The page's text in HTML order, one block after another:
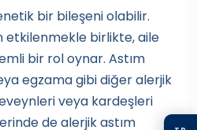
bir bileşeni olabilir.
birlikte, aile
bir rol oynar. Astım
egzama gibi diğer alerjik
veya kardeşleri
de alerjik astım